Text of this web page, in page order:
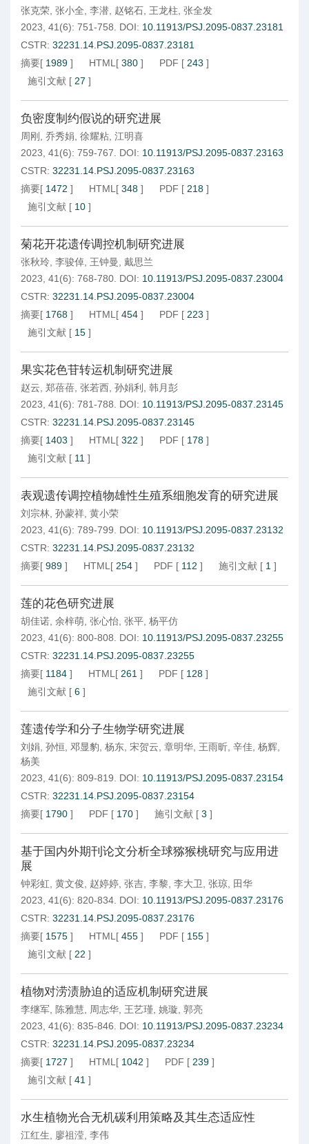
张克荣 张小全 李潜 赵铭石 王龙柱 张全发
2023, 41(6): 751-758.
DOI: 10.11913/PSJ.2095-0837.23181
CSTR: 32231.14.PSJ.2095-0837.23181
摘要[ 1989 ] HTML [ 380 ] PDF [ 243 ]
施引文献 [ 27 ]
负密度制约假说的研究进展
周刚 乔秀娟 徐耀粘 江明喜
2023, 41(6): 759-767.
DOI: 10.11913/PSJ.2095-0837.23163
CSTR: 32231.14.PSJ.2095-0837.23163
摘要[ 1472 ] HTML [ 348 ] PDF [ 218 ]
施引文献 [ 10 ]
菊花开花遗传调控机制研究进展
张秋玲 李骏倬 王钟曼
戴思兰
2023, 41(6): 768-780. DOI: 10.11913/PSJ.2095-0837.23004
CSTR: 32231.14.PSJ.2095-0837.23004
摘要[ 1768 ] HTML [ 454 ] PDF [ 223 ]
施引文献 [ 15 ]
果实花色苷转运机制研究进展
赵云 郑蓓蓓 张若西 孙娟利
韩月彭
2023, 41(6): 781-788.
DOI: 10.11913/PSJ.2095-0837.23145
CSTR: 32231.14.PSJ.2095-0837.23145
摘要[ 1403 ] HTML [ 322 ] PDF [ 178 ]
施引文献 [ 11 ]
表观遗传调控植物雄性生殖系细胞发育的研究进展
刘宗林 孙蒙祥 黄小荣
2023, 41(6): 789-799.
DOI: 10.11913/PSJ.2095-0837.23132
CSTR: 32231.14.PSJ.2095-0837.23132
摘要[ 989 ] HTML [ 254 ] PDF [ 112 ] 施引文献 [ 1 ]
莲的花色研究进展
胡佳诺 余梓萌 张心怡 张平 杨平仿
2023, 41(6): 800-808.
DOI: 10.11913/PSJ.2095-0837.23255
CSTR: 32231.14.PSJ.2095-0837.23255
摘要[ 1184 ] HTML [ 261 ] PDF [ 128 ]
施引文献 [ 6 ]
莲遗传学和分子生物学研究进展
刘娟 孙恒 邓显豹 杨东 宋贺云 章明华 王雨昕 辛佳 杨辉
杨美
2023, 41(6): 809-819.
DOI: 10.11913/PSJ.2095-0837.23154
CSTR: 32231.14.PSJ.2095-0837.23154
摘要[ 1790 ] PDF [ 170 ] 施引文献 [ 3 ]
基于国内外期刊论文分析全球猕猴桃研究与应用进
展
钟彩虹 黄文俊 赵婷婷 张吉 李黎 李大卫 张琼
田华
2023, 41(6): 820-834. DOI: 10.11913/PSJ.2095-0837.23176
CSTR: 32231.14.PSJ.2095-0837.23176
摘要[ 1575 ] HTML [ 455 ] PDF [ 155 ]
施引文献 [ 22 ]
植物对涝渍胁迫的适应机制研究进展
李继军 陈雅慧 周志华 王艺瑾 姚璇 郭亮
2023, 41(6): 835-846.
DOI: 10.11913/PSJ.2095-0837.23234
CSTR: 32231.14.PSJ.2095-0837.23234
摘要[ 1727 ] HTML [ 1042 ] PDF [ 239 ]
施引文献 [ 41 ]
水生植物光合无机碳利用策略及其生态适应性
江红生 廖祖滢 李伟